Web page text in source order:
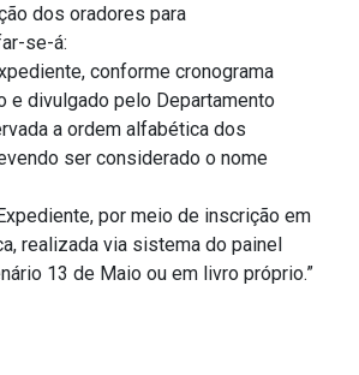
e Relações
da Mesa
e
o
do Ceará -
da Alece
Neto
e
e Saúde
Combate à
dos oradores para
se-á:
conforme cronograma
e divulgado pelo Departamento
a ordem alfabética dos
ser considerado o nome
por meio de inscrição em
realizada via sistema do painel
13 de Maio ou em livro próprio.”